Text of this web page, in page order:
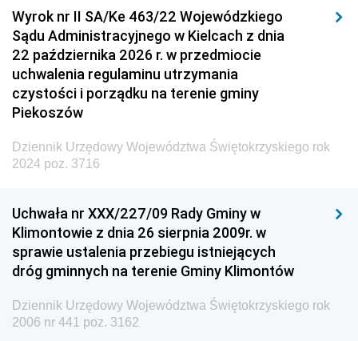
Wyrok nr II SA/Ke 463/22 Wojewódzkiego
Sądu Administracyjnego w Kielcach z dnia
22 października 2026 r. w przedmiocie
uchwalenia regulaminu utrzymania
czystości i porządku na terenie gminy
Piekoszów
Dziennik Urzędowy Województwa Świętokrzyskiego rok
2024 poz. 3716
Uchwała nr XXX/227/09 Rady Gminy w
Klimontowie z dnia 26 sierpnia 2009r. w
sprawie ustalenia przebiegu istniejących
dróg gminnych na terenie Gminy Klimontów
Dziennik Urzędowy Województwa Świętokrzyskiego rok
2006 nr 441 poz. 3162